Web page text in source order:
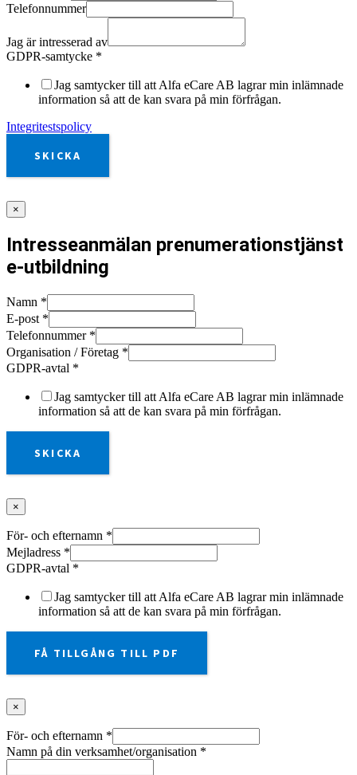
Telefonnummer
Jag är intresserad av
GDPR-samtycke *
Jag samtycker till att Alfa eCare AB lagrar min inlämnade
information så att de kan svara på min förfrågan.
Integritestspolicy
SKICKA
×
Intresseanmälan prenumerationstjänst
e-utbildning
Namn *
E-post *
Telefonnummer *
Organisation / Företag *
GDPR-avtal *
Jag samtycker till att Alfa eCare AB lagrar min inlämnade
information så att de kan svara på min förfrågan.
SKICKA
×
För- och efternamn *
Mejladress *
GDPR-avtal *
Jag samtycker till att Alfa eCare AB lagrar min inlämnade
information så att de kan svara på min förfrågan.
FÅ TILLGÅNG TILL PDF
×
För- och efternamn *
Namn på din verksamhet/organisation *